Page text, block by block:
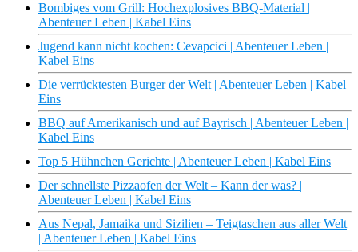
Bombiges vom Grill: Hochexplosives BBQ-Material |
Abenteuer Leben | Kabel Eins
Jugend kann nicht kochen: Cevapcici | Abenteuer Leben |
Kabel Eins
Die verrücktesten Burger der Welt | Abenteuer Leben | Kabel
Eins
BBQ auf Amerikanisch und auf Bayrisch | Abenteuer Leben |
Kabel Eins
Top 5 Hühnchen Gerichte | Abenteuer Leben | Kabel Eins
Der schnellste Pizzaofen der Welt – Kann der was? |
Abenteuer Leben | Kabel Eins
Aus Nepal, Jamaika und Sizilien – Teigtaschen aus aller Welt
| Abenteuer Leben | Kabel Eins